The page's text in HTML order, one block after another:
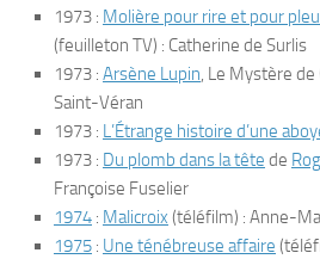
1973 : Molière pour rire et pour
(feuilleton TV) : Catherine de Surlis
1973 : Arsène Lupin, Le Mystère de
Saint-Véran
1973 : L’Étrange histoire d’une
1973 : Du plomb dans la tête de
Françoise Fuselier
1974 : Malicroix (téléfilm) : Anne-
1975 : Une ténébreuse affaire